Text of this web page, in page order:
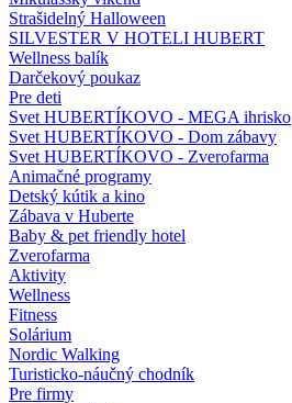
Strašidelný Halloween
SILVESTER V HOTELI HUBERT
Wellness balík
Darčekový poukaz
Pre deti
Svet HUBERTÍKOVO - MEGA ihrisko
Svet HUBERTÍKOVO - Dom zábavy
Svet HUBERTÍKOVO - Zverofarma
Animačné programy
Detský kútik a kino
Zábava v Huberte
Baby & pet friendly hotel
Zverofarma
Aktivity
Wellness
Fitness
Solárium
Nordic Walking
Turisticko-náučný chodník
Pre firmy